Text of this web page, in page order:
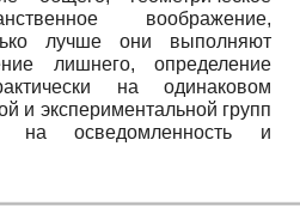
воображение,
лучше они выполняют
лишнего, определение
на одинаковом
и экспериментальной групп
на осведомленность и